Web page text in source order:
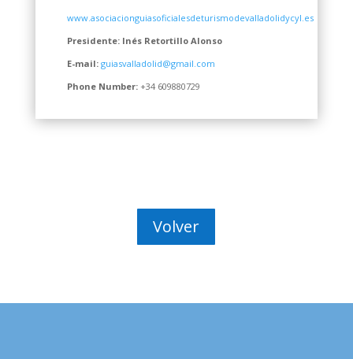
www.asociacionguiasoficialesdeturismodevalladolidycyl.es
Presidente: Inés Retortillo Alonso
E-mail: guiasvalladolid@gmail.com
Phone Number: +34 609880729
Volver